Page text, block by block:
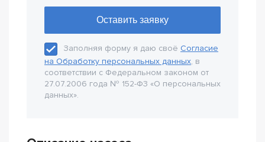
Заполняя форму я даю своё Согласие
на Обработку персональных данных, в
соответствии с Федеральном законом от
27.07.2006 года № 152-Ф3 «О персональных
данных».